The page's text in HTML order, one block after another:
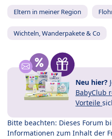
Eltern in meiner Region
Wichteln, Wanderpakete & Co
Neu hier?
BabyClub
Vorteile
Bitte beachten: Dieses Forum
Informationen zum Inhalt der